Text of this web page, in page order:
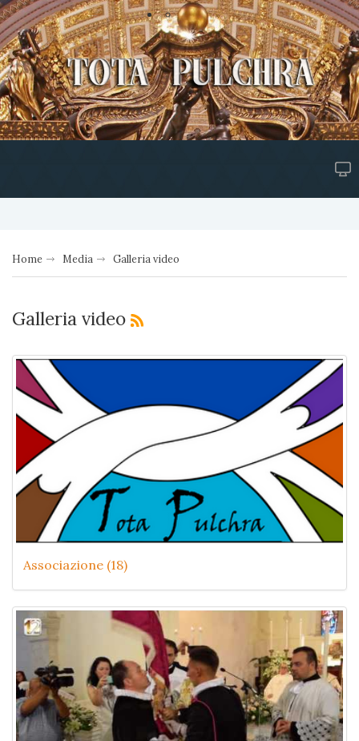
Home Media Galleria video
Galleria video
Associazione (18)